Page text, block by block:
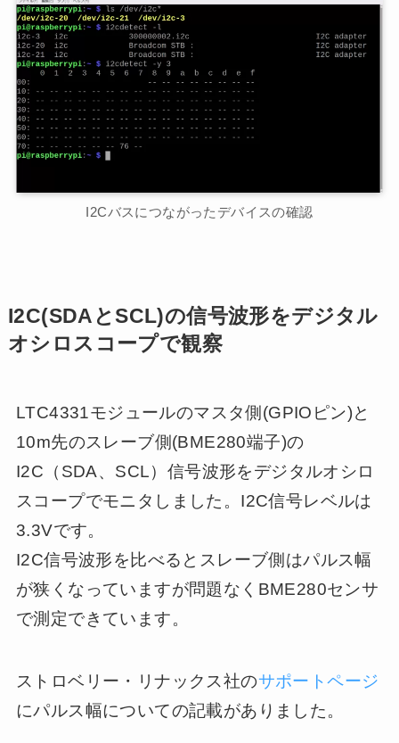
I2Cバスにつながったデバイスの確認
I2C(SDAとSCL)の信号波形をデジタル
オシロスコープで観察
LTC4331モジュールのマスタ側(GPIOピン)と
10m先のスレーブ側(BME280端子)の
I2C（SDA、SCL）信号波形をデジタルオシロ
スコープでモニタしました。I2C信号レベルは
3.3Vです。
I2C信号波形を比べるとスレーブ側はパルス幅
が狭くなっていますが問題なくBME280センサ
で測定できています。
ストロベリー・リナックス社のサポートページ
にパルス幅についての記載がありました。